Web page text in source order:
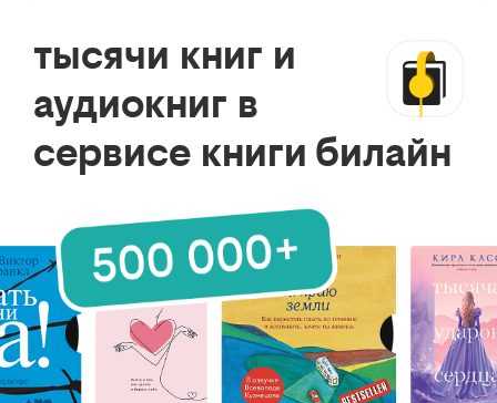
тысячи книг и
аудиокниг в
сервисе книги билайн